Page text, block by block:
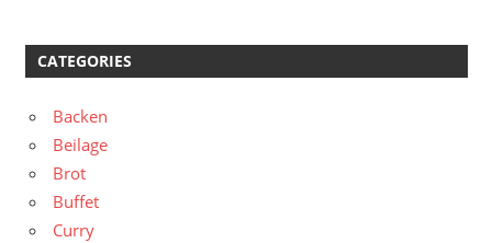
CATEGORIES
Backen
Beilage
Brot
Buffet
Curry